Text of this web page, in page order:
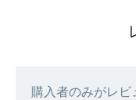
購入者のみがレ